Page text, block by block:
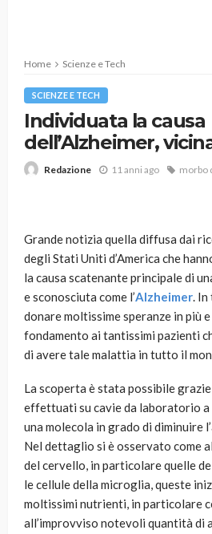
Home Scienze e Tech
SCIENZE E TECH
Individuata la causa
dell’Alzheimer,
Redazione 11 anni ago morbo
Grande notizia quella diffusa dai
degli Stati Uniti d’America che
la causa scatenante principale di
e sconosciuta come l’Alzheimer. In
donare moltissime speranze in più
fondamento ai tantissimi pazienti
di avere tale malattia in tutto il
La scoperta è stata possibile
effettuati su cavie da laboratorio
una molecola in grado di diminuire
Nel dettaglio si è osservato come
del cervello, in particolare quelle
le cellule della microglia, queste
moltissimi nutrienti, in particolare
all’improvviso notevoli quantità di